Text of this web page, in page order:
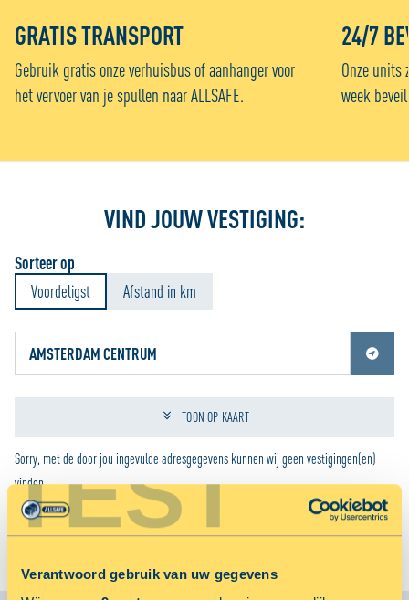
TEST
Verantwoord gebruik van uw gegevens
GRATIS TRANSPORT
Gebruik gratis onze verhuisbus of aanhanger voor
het vervoer van je spullen naar ALLSAFE.
24/7
Onze units
week
VIND JOUW VESTIGING:
Sorteer op
Voordeligst
Afstand in km
Schakel jouw locatiediensten in om deze functie te gebruiken.
TOON OP KAART
Sorry, met de door jou ingevulde adresgegevens kunnen wij geen vestigingen(en)
vinden.
BEKIJK ALLE VESTIGINGEN